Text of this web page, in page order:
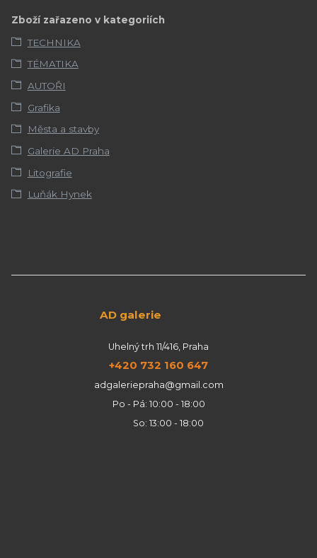
Zboží zařazeno v kategoriích
TECHNIKA
TÉMATIKA
AUTOŘI
Grafika
Města a stavby
Galerie AD Praha
Litografie
Luňák Hynek
AD galerie
Uhelný trh 11/416, Praha
+420 732 160 647
adgaleriepraha@gmail.com
Po - Pá: 10:00 - 18:00
So: 13:00 - 18:00